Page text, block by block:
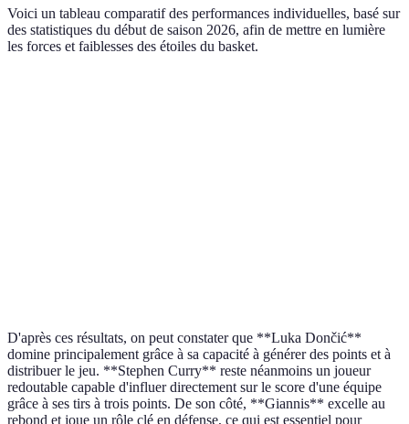
Voici un tableau comparatif des performances individuelles, basé sur
des statistiques du début de saison 2026, afin de mettre en lumière
les forces et faiblesses des étoiles du basket.
D'après ces résultats, on peut constater que **Luka Dončić**
domine principalement grâce à sa capacité à générer des points et à
distribuer le jeu. **Stephen Curry** reste néanmoins un joueur
redoutable capable d'influer directement sur le score d'une équipe
grâce à ses tirs à trois points. De son côté, **Giannis** excelle au
rebond et joue un rôle clé en défense, ce qui est essentiel pour